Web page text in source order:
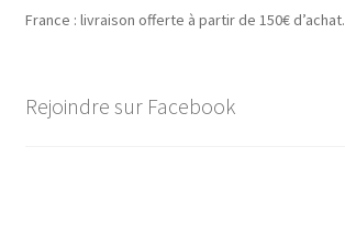
France : livraison offerte à partir de 150€ d’achat.
Rejoindre sur Facebook